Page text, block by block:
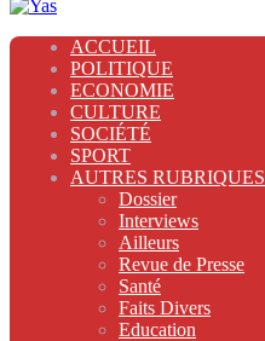
ACCUEIL
POLITIQUE
ECONOMIE
CULTURE
SOCIÉTÉ
SPORT
AUTRES RUBRIQUES
Dossier
Interviews
Ailleurs
Revue de Presse
Santé
Faits Divers
Education